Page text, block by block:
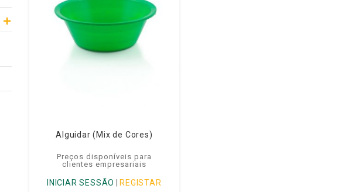
Alguidar (Mix de Cores)
Preços disponíveis para
clientes empresariais
INICIAR SESSÃO |REGISTAR